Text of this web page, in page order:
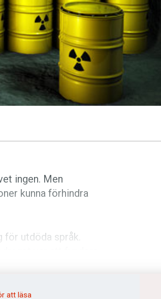
ingen. Men
kunna förhindra
för utdöda språk.
att läsa